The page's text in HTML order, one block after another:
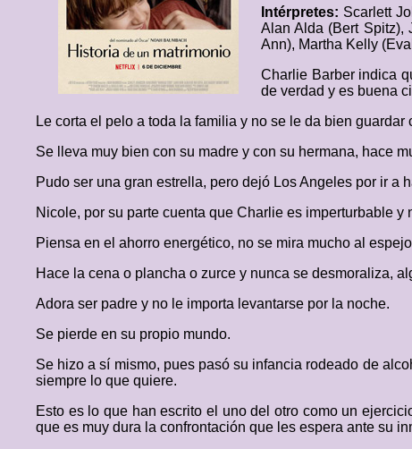
Intérpretes: Scarlett
Alan Alda (Bert Spitz),
Ann), Martha Kelly
Charlie Barber indica
de verdad y es buena
Le corta el pelo a toda la familia y no se le da bien guardar
Se lleva muy bien con su madre y con su hermana, hace
Pudo ser una gran estrella, pero dejó Los Angeles por ir a
Nicole, por su parte cuenta que Charlie es imperturbable
Piensa en el ahorro energético, no se mira mucho al
Hace la cena o plancha o zurce y nunca se desmoraliza,
Adora ser padre y no le importa levantarse por la noche.
Se pierde en su propio mundo.
Se hizo a sí mismo, pues pasó su infancia rodeado de
siempre lo que quiere.
Esto es lo que han escrito el uno del otro como un
que es muy dura la confrontación que les espera ante su